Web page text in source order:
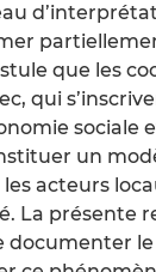
que les
qui
sociale
un
acteurs
La présente
documenter